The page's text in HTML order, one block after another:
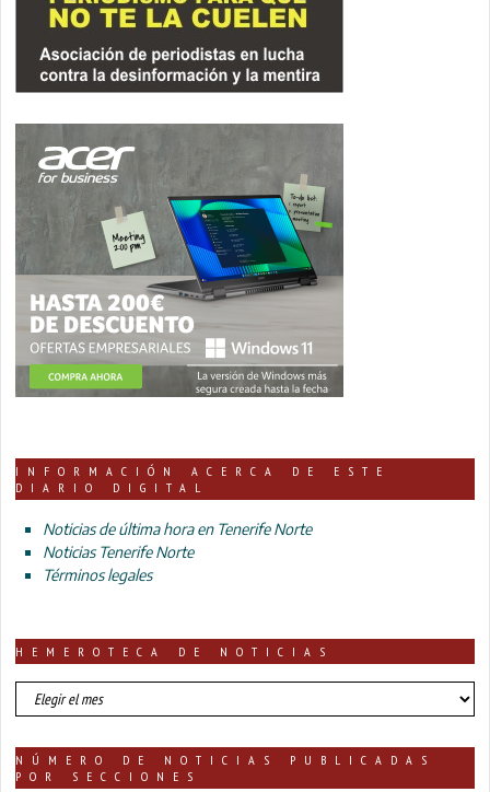
INFORMACIÓN ACERCA DE ESTE
DIARIO DIGITAL
Noticias de última hora en Tenerife Norte
Noticias Tenerife Norte
Términos legales
HEMEROTECA DE NOTICIAS
HEMEROTECA
DE
NÚMERO DE NOTICIAS PUBLICADAS
POR SECCIONES